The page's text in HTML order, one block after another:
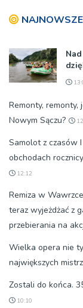
NAJNOWSZE
Remonty, remonty,
Nowym Sączu?
Samolot z czasów
obchodach
12:12
Remiza w
teraz wyjeżdżać z
przebierania na
Wielka opera nie
największych
Zostali do końca.
10:10